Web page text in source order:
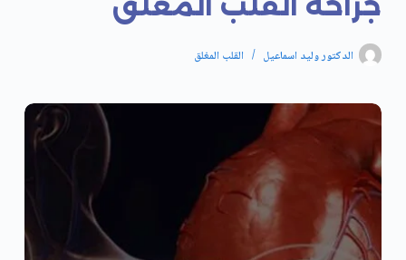
الدكتور وليد اسماعيل القلب المغلق